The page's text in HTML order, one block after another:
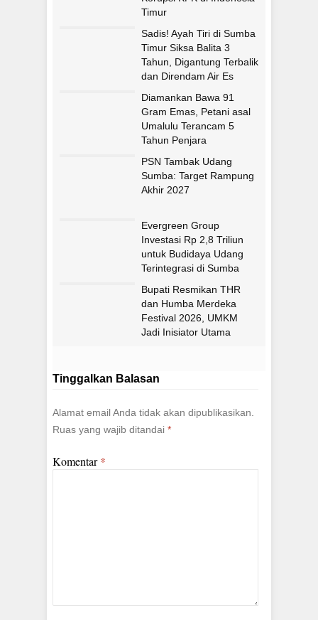
Timur
Sadis! Ayah Tiri di Sumba
Timur Siksa Balita 3
Tahun, Digantung Terbalik
dan Direndam Air Es
Diamankan Bawa 91
Gram Emas, Petani asal
Umalulu Terancam 5
Tahun Penjara
PSN Tambak Udang
Sumba: Target Rampung
Akhir 2027
Evergreen Group
Investasi Rp 2,8 Triliun
untuk Budidaya Udang
Terintegrasi di Sumba
Bupati Resmikan THR
dan Humba Merdeka
Festival 2026, UMKM
Jadi Inisiator Utama
Tinggalkan Balasan
Alamat email Anda tidak akan dipublikasikan.
Ruas yang wajib ditandai *
Komentar*